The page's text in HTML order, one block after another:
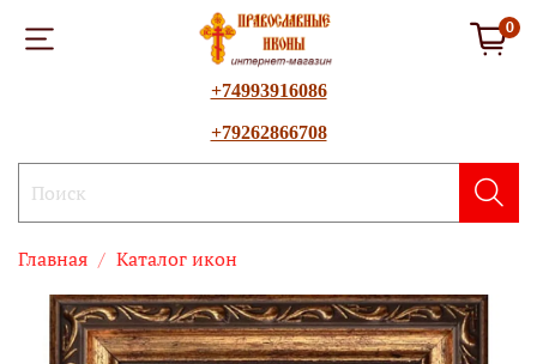
0
+74993916086
+79262866708
Главная Каталог икон